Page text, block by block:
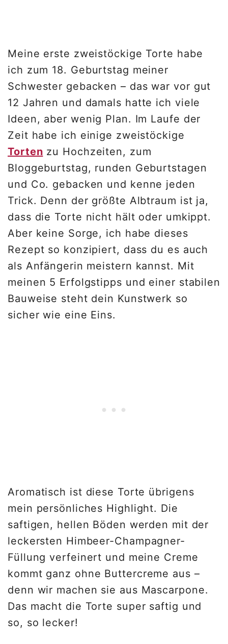
Meine erste zweistöckige Torte habe
ich zum 18. Geburtstag meiner
Schwester gebacken – das war vor gut
12 Jahren und damals hatte ich viele
Ideen, aber wenig Plan. Im Laufe der
Zeit habe ich einige zweistöckige
Torten zu Hochzeiten, zum
Bloggeburtstag, runden Geburtstagen
und Co. gebacken und kenne jeden
Trick. Denn der größte Albtraum ist ja,
dass die Torte nicht hält oder umkippt.
Aber keine Sorge, ich habe dieses
Rezept so konzipiert, dass du es auch
als Anfängerin meistern kannst. Mit
meinen 5 Erfolgstipps und einer stabilen
Bauweise steht dein Kunstwerk so
sicher wie eine Eins.
Aromatisch ist diese Torte übrigens
mein persönliches Highlight. Die
saftigen, hellen Böden werden mit der
leckersten Himbeer-Champagner-
Füllung verfeinert und meine Creme
kommt ganz ohne Buttercreme aus –
denn wir machen sie aus Mascarpone.
Das macht die Torte super saftig und
so, so lecker!